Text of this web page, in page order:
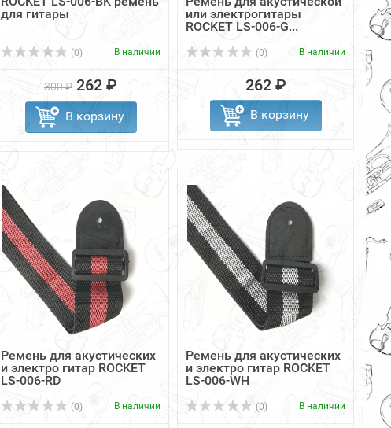
для гитары
(0) В наличии
300 ₽ 262 ₽
В корзину
или электрогитары
ROCKET LS-006-G...
(0) В наличии
262 ₽
В корзину
Ремень для акустических
и электро гитар ROCKET
LS-006-RD
(0) В наличии
Ремень для акустических
и электро гитар ROCKET
LS-006-WH
(0) В наличии